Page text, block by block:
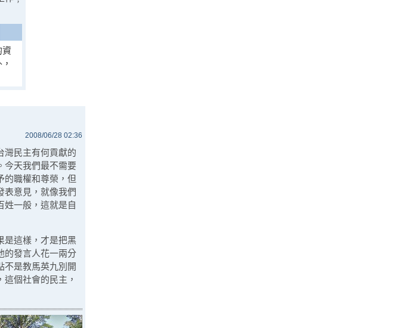
資
2008/06/28 02:36
灣民主有何貢獻的
今天我們最不需要
的職權和尊榮，但
表意見，就像我們
姓一般，這就是自
是這樣，才是把黑
的發言人花一兩分
不是教馬英九別開
個社會的民主，